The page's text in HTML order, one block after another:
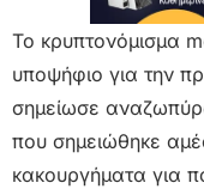
Το κρυπτονόμισμα
υποψήφιο για την
σημείωσε
που σημειώθηκε
κακουργήματα για